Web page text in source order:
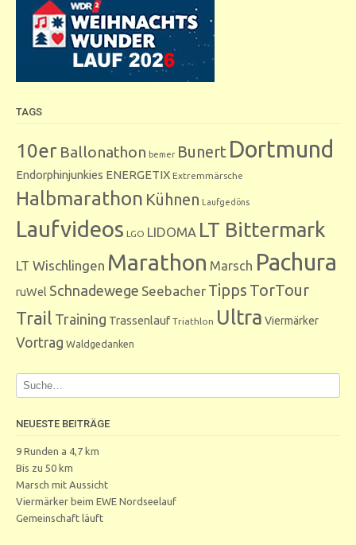
TAGS
10er Ballonathon bemer Bunert Dortmund
Endorphinjunkies ENERGETIX Extremmärsche
Halbmarathon Kühnen Laufgedöns
Laufvideos LGO LIDOMA LT Bittermark
LT Wischlingen Marathon Marsch Pachura
ruWel Schnadewege Seebacher Tipps TorTour
Trail Training Trassenlauf Triathlon Ultra Viermärker
Vortrag Waldgedanken
NEUESTE BEITRÄGE
9 Runden a 4,7 km
Bis zu 50 km
Marsch mit Aussicht
Viermärker beim EWE Nordseelauf
Gemeinschaft läuft